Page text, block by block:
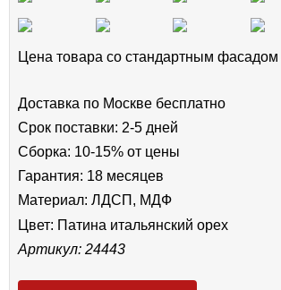
Цена товара cо стандартным фасадом
Доставка по Москве бесплатно
Срок поставки: 2-5 дней
Сборка: 10-15% от цены
Гарантия: 18 месяцев
Материал: ЛДСП, МДФ
Цвет: Патина итальянский орех
Артикул: 24443